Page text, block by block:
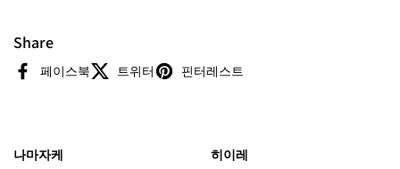
Share
페이스북 트위터 핀터레스트
나마자케 히이레